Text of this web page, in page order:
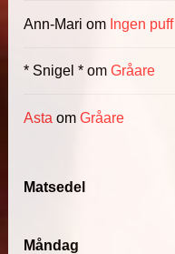
Ann-Mari om Ingen puff
* Snigel * omGråare
Asta omGråare
Matsedel
Måndag